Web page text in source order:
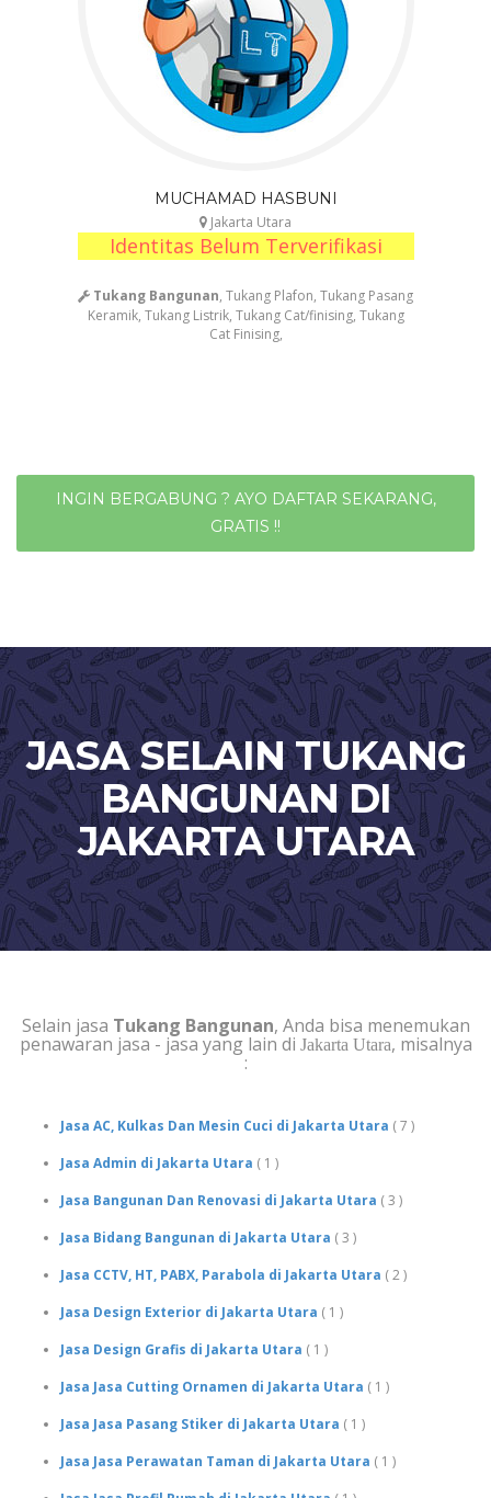
MUCHAMAD HASBUNI
Jakarta Utara
Identitas Belum Terverifikasi
Tukang Bangunan, Tukang Plafon, Tukang Pasang
Keramik, Tukang Listrik, Tukang Cat/finising, Tukang
Cat Finising,
INGIN BERGABUNG ? AYO DAFTAR SEKARANG,
GRATIS !!
JASA SELAIN TUKANG
BANGUNAN DI
JAKARTA UTARA
Selain jasa Tukang Bangunan, Anda bisa menemukan
penawaran jasa - jasa yang lain di Jakarta Utara, misalnya
:
Jasa AC, Kulkas Dan Mesin Cuci di Jakarta Utara ( 7 )
Jasa Admin di Jakarta Utara ( 1 )
Jasa Bangunan Dan Renovasi di Jakarta Utara ( 3 )
Jasa Bidang Bangunan di Jakarta Utara ( 3 )
Jasa CCTV, HT, PABX, Parabola di Jakarta Utara ( 2 )
Jasa Design Exterior di Jakarta Utara ( 1 )
Jasa Design Grafis di Jakarta Utara ( 1 )
Jasa Jasa Cutting Ornamen di Jakarta Utara ( 1 )
Jasa Jasa Pasang Stiker di Jakarta Utara ( 1 )
Jasa Jasa Perawatan Taman di Jakarta Utara ( 1 )